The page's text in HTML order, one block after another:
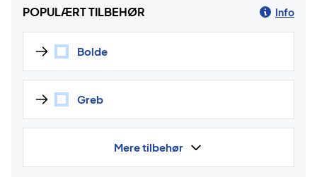
POPULÆRT TILBEHØR Info
Bolde
Greb
Mere tilbehør